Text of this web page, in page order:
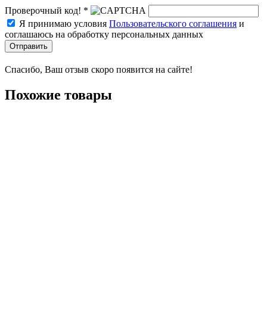
Проверочный код! *
Я принимаю условия Пользовательского соглашения и
соглашаюсь на обработку персональных данных
Отправить
Спасибо, Ваш отзыв скоро появится на сайте!
Похожие товары